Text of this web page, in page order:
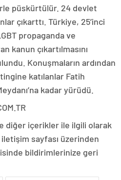
püskürtülür. 24 devlet
çıkarttı. Türkiye, 25’inci
propaganda ve
kanun çıkartılmasını
Konuşmaların ardından
katılanlar Fatih
kadar yürüdü.
diğer içerikler ile ilgili olarak
sayfası üzerinden
bildirimlerinize geri